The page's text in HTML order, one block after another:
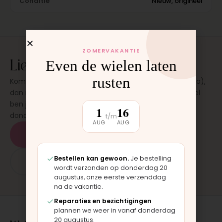
Liever laten plaatsen?
Kom langs in onze werkplaats in Moordrecht (bij Gouda),
dan monteren wij het onderdeel direct voor je. Meestal
ben je binnen 15 tot 20 minuten weer buiten. Op
donderdag en zaterdag, op afspraak.
Plan een afspraak
App: 06 - 2862 1330
ZOMERVAKANTIE
Even de wielen laten
rusten
1
AUG
t/m16
AUG
Bestellen kan gewoon. Je bestelling
wordt verzonden op donderdag 20
augustus, onze eerste verzenddag
na de vakantie.
Reparaties en bezichtigingen
plannen we weer in vanaf donderdag
20 augustus.